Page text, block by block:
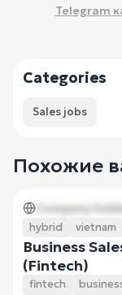
Telegram
Categories
Sales jobs
Похожие
Company
hybrid vietnam
Business
(Fintech)
fintech